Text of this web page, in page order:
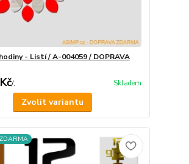
- Listí / A-004059 / DOPRAVA
/. Skladem
Zvolit variantu